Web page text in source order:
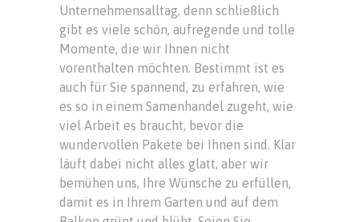
Unternehmensalltag, denn schließlich
gibt es viele schön, aufregende und tolle
Momente, die wir Ihnen nicht
vorenthalten möchten. Bestimmt ist es
auch für Sie spannend, zu erfahren, wie
es so in einem Samenhandel zugeht, wie
viel Arbeit es braucht, bevor die
wundervollen Pakete bei Ihnen sind. Klar
läuft dabei nicht alles glatt, aber wir
bemühen uns, Ihre Wünsche zu erfüllen,
damit es in Ihrem Garten und auf dem